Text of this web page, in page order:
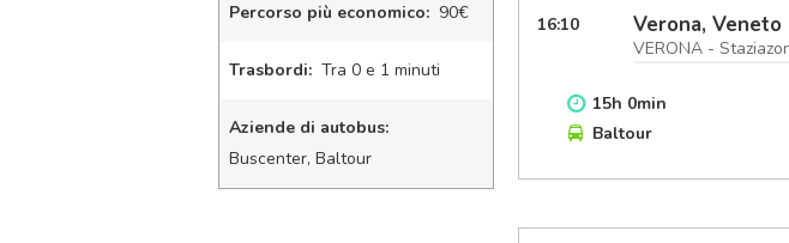
Percorso più economico: 90€
Trasbordi: Tra 0 e 1 minuti
Aziende di autobus:
Buscenter, Baltour
16:10 Verona, Veneto
VERONA -
15h 0min
Baltour